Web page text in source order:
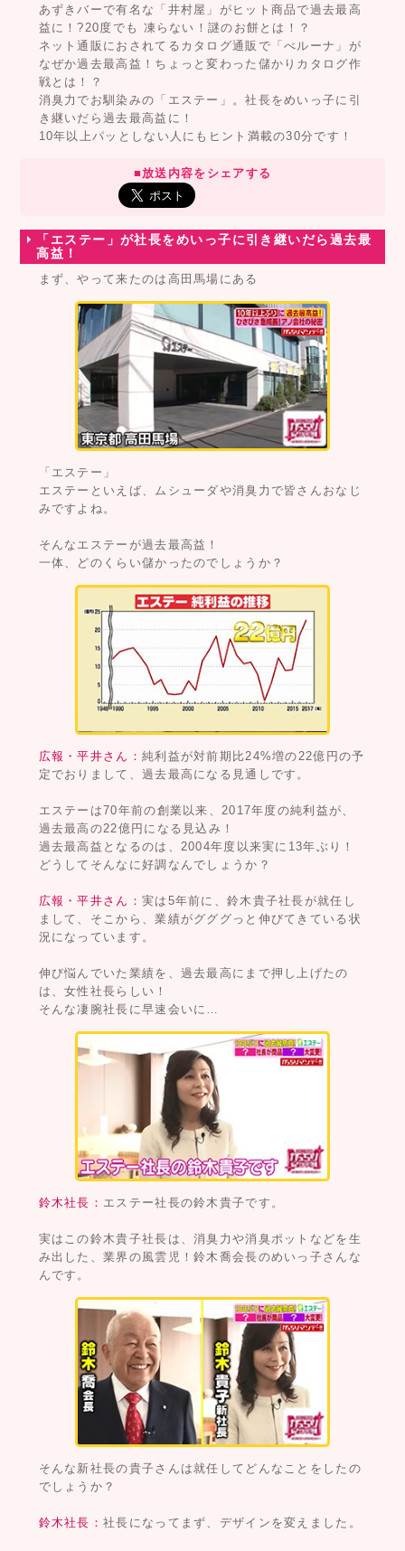
あずきバーで有名な「井村屋」がヒット商品で過去最高
益に！?20度でも 凍らない！謎のお餅とは！？
ネット通販におされてるカタログ通販で「べルーナ」が
なぜか過去最高益！ちょっと変わった儲かりカタログ作
戦とは！？
消臭力でお馴染みの「エステー」。社長をめいっ子に引
き継いだら過去最高益に！
10年以上パッとしない人にもヒント満載の30分です！
■放送内容をシェアする
「エステー」が社長をめいっ子に引き継いだら過去最
高益！
まず、やって来たのは高田馬場にある
「エステー」
エステーといえば、ムシューダや消臭力で皆さんおなじ
みですよね。
そんなエステーが過去最高益！
一体、どのくらい儲かったのでしょうか？
広報・平井さん： 純利益が対前期比24%増の22億円の予
定でおりまして、過去最高になる見通しです。
エステーは70年前の創業以来、2017年度の純利益が、
過去最高の22億円になる見込み！
過去最高益となるのは、2004年度以来実に13年ぶり！
どうしてそんなに好調なんでしょうか？
広報・平井さん： 実は5年前に、鈴木貴子社長が就任し
まして、そこから、業績がグググっと伸びてきている状
況になっています。
伸び悩んでいた業績を、過去最高にまで押し上げたの
は、女性社長らしい！
そんな凄腕社長に早速会いに…
鈴木社長： エステー社長の鈴木貴子です。
実はこの鈴木貴子社長は、消臭力や消臭ポットなどを生
み出した、業界の風雲児！鈴木喬会長のめいっ子さんな
んです。
そんな新社長の貴子さんは就任してどんなことをしたの
でしょうか？
鈴木社長：社長になってまず、デザインを変えました。